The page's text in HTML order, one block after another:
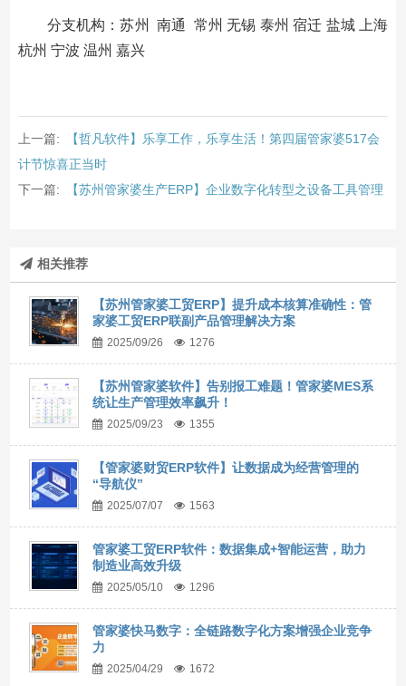
分支机构：苏州 南通 常州 无锡 泰州 宿迁 盐城 上海
杭州 宁波 温州 嘉兴
上一篇:
【哲凡软件】乐享工作，乐享生活！第四届管家婆517会
计节惊喜正当时
下一篇:
【苏州管家婆生产ERP】企业数字化转型之设备工具管理
相关推荐
【苏州管家婆工贸ERP】提升成本核算准确性：管
家婆工贸ERP联副产品管理解决方案
2025/09/26 1276
【苏州管家婆软件】告别报工难题！管家婆MES系
统让生产管理效率飙升！
2025/09/23 1355
【管家婆财贸ERP软件】让数据成为经营管理的
“导航仪”
2025/07/07 1563
管家婆工贸ERP软件：数据集成+智能运营，助力
制造业高效升级
2025/05/10 1296
管家婆快马数字：全链路数字化方案增强企业竞争
力
2025/04/29 1672